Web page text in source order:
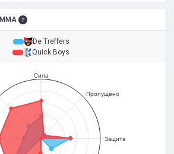
De Treffers
Quick Boys
Сила
Пропущено
Защита